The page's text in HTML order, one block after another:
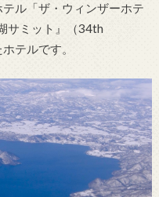
ル「ザ・ウィンザーホテ
サミット』（34th
テルです。